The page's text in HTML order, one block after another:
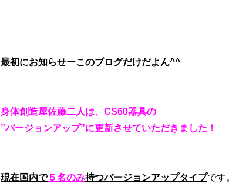
最初にお知らせーこのブログだけだよん^^
身体創造屋佐藤二人は、CS60器具の
”バージョンアップ”に更新させていただきました！
現在国内で５名のみ持つバージョンアップタイプです。